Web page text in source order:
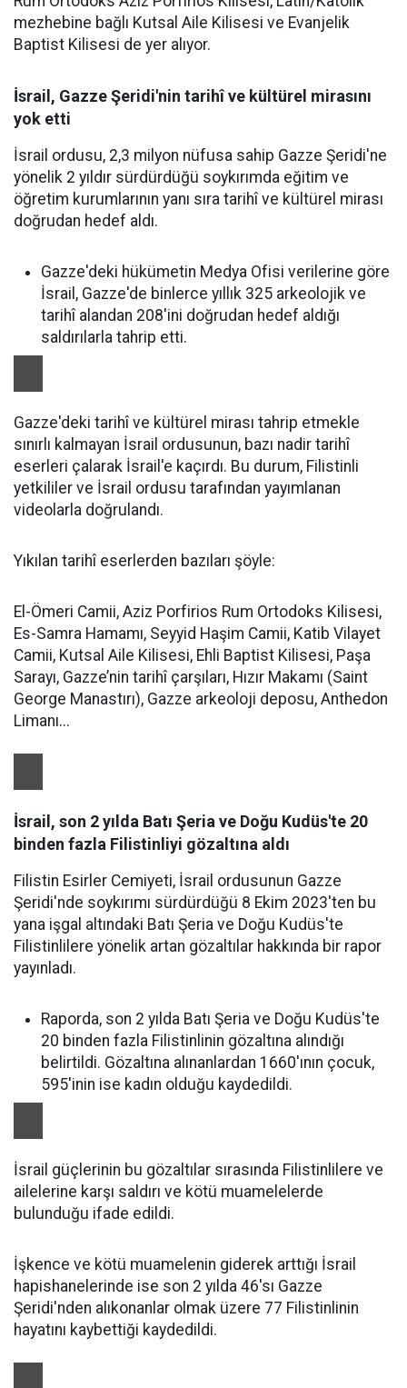
mezhebine bağlı Kutsal Aile Kilisesi ve Evanjelik
Baptist Kilisesi de yer alıyor.
İsrail, Gazze Şeridi'nin tarihî ve kültürel mirasını
yok etti
İsrail ordusu, 2,3 milyon nüfusa sahip Gazze Şeridi'ne
yönelik 2 yıldır sürdürdüğü soykırımda eğitim ve
öğretim kurumlarının yanı sıra tarihî ve kültürel mirası
doğrudan hedef aldı.
Gazze'deki hükümetin Medya Ofisi verilerine göre
İsrail, Gazze'de binlerce yıllık 325 arkeolojik ve
tarihî alandan 208'ini doğrudan hedef aldığı
saldırılarla tahrip etti.
Gazze'deki tarihî ve kültürel mirası tahrip etmekle
sınırlı kalmayan İsrail ordusunun, bazı nadir tarihî
eserleri çalarak İsrail'e kaçırdı. Bu durum, Filistinli
yetkililer ve İsrail ordusu tarafından yayımlanan
videolarla doğrulandı.
Yıkılan tarihî eserlerden bazıları şöyle:
El-Ömeri Camii, Aziz Porfirios Rum Ortodoks Kilisesi,
Es-Samra Hamamı, Seyyid Haşim Camii, Katib Vilayet
Camii, Kutsal Aile Kilisesi, Ehli Baptist Kilisesi, Paşa
Sarayı, Gazze’nin tarihî çarşıları, Hızır Makamı (Saint
George Manastırı), Gazze arkeoloji deposu, Anthedon
Limanı...
İsrail, son 2 yılda Batı Şeria ve Doğu Kudüs'te 20
binden fazla Filistinliyi gözaltına aldı
Filistin Esirler Cemiyeti, İsrail ordusunun Gazze
Şeridi'nde soykırımı sürdürdüğü 8 Ekim 2023'ten bu
yana işgal altındaki Batı Şeria ve Doğu Kudüs'te
Filistinlilere yönelik artan gözaltılar hakkında bir rapor
yayınladı.
Raporda, son 2 yılda Batı Şeria ve Doğu Kudüs'te
20 binden fazla Filistinlinin gözaltına alındığı
belirtildi. Gözaltına alınanlardan 1660'ının çocuk,
595'inin ise kadın olduğu kaydedildi.
İsrail güçlerinin bu gözaltılar sırasında Filistinlilere ve
ailelerine karşı saldırı ve kötü muamelelerde
bulunduğu ifade edildi.
İşkence ve kötü muamelenin giderek arttığı İsrail
hapishanelerinde ise son 2 yılda 46'sı Gazze
Şeridi'nden alıkonanlar olmak üzere 77 Filistinlinin
hayatını kaybettiği kaydedildi.